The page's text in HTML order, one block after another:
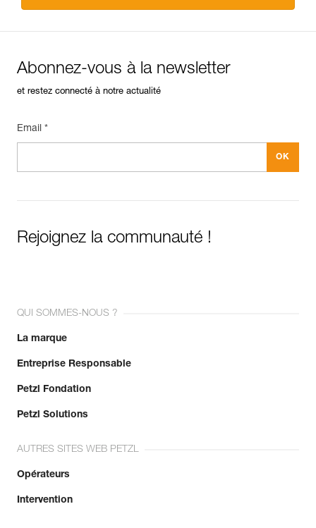
Abonnez-vous à la newsletter
et restez connecté à notre actualité
Email *
Rejoignez la communauté !
QUI SOMMES-NOUS ?
La marque
Entreprise Responsable
Petzl Fondation
Petzl Solutions
AUTRES SITES WEB PETZL
Opérateurs
Intervention